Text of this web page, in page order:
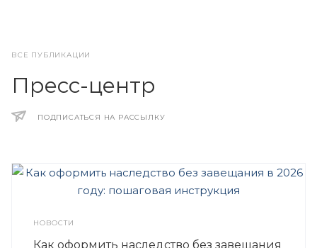
ВСЕ ПУБЛИКАЦИИ
Пресс-центр
ПОДПИСАТЬСЯ НА РАССЫЛКУ
НОВОСТИ
Как оформить наследство без завещания